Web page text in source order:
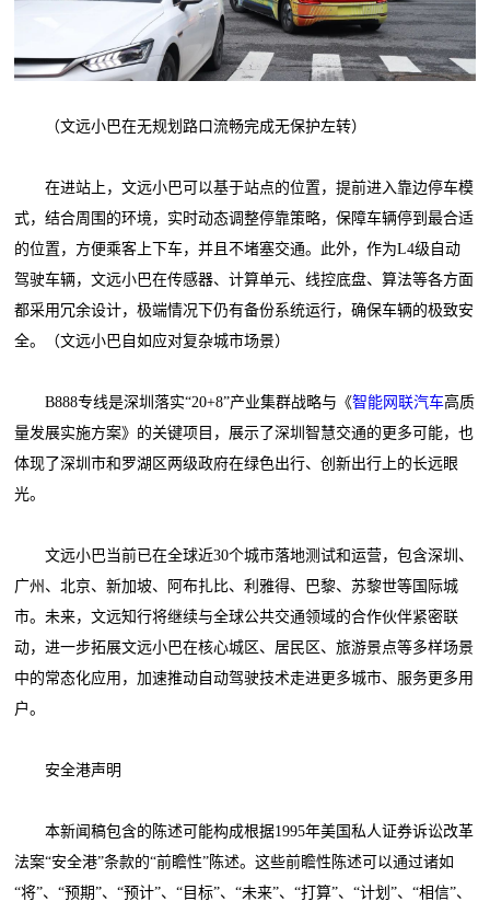
（文远小巴在无规划路口流畅完成无保护左转）
在进站上，文远小巴可以基于站点的位置，提前进入靠边停车模
式，结合周围的环境，实时动态调整停靠策略，保障车辆停到最合适
的位置，方便乘客上下车，并且不堵塞交通。此外，作为L4级自动
驾驶车辆，文远小巴在传感器、计算单元、线控底盘、算法等各方面
都采用冗余设计，极端情况下仍有备份系统运行，确保车辆的极致安
全。（文远小巴自如应对复杂城市场景）
B888专线是深圳落实“20+8”产业集群战略与《智能网联汽车高质
量发展实施方案》的关键项目，展示了深圳智慧交通的更多可能，也
体现了深圳市和罗湖区两级政府在绿色出行、创新出行上的长远眼
光。
文远小巴当前已在全球近30个城市落地测试和运营，包含深圳、
广州、北京、新加坡、阿布扎比、利雅得、巴黎、苏黎世等国际城
市。未来，文远知行将继续与全球公共交通领域的合作伙伴紧密联
动，进一步拓展文远小巴在核心城区、居民区、旅游景点等多样场景
中的常态化应用，加速推动自动驾驶技术走进更多城市、服务更多用
户。
安全港声明
本新闻稿包含的陈述可能构成根据1995年美国私人证券诉讼改革
法案“安全港”条款的“前瞻性”陈述。这些前瞻性陈述可以通过诸如
“将”、“预期”、“预计”、“目标”、“未来”、“打算”、“计划”、“相信”、